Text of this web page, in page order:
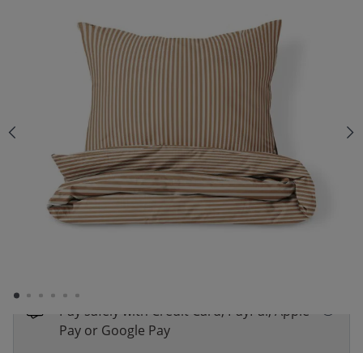
CLICK AND BUY
Fast & Free delivery above £100*
Order by 2pm for same-day dispatch.
Secure payments
Pay safely with Credit Card, PayPal, Apple
Pay or Google Pay